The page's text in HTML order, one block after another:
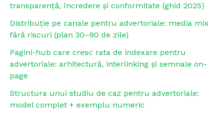
transparență, încredere și conformitate (ghid 2025)
Distribuție pe canale pentru advertoriale: media mix
fără riscuri (plan 30–90 de zile)
Pagini-hub care cresc rata de indexare pentru
advertoriale: arhitectură, interlinking și semnale on-
page
Structura unui studiu de caz pentru advertoriale:
model complet + exemplu numeric